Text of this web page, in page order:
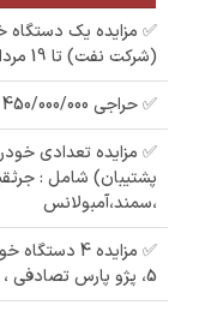
(شرکت نفت) تا 19 مرداد 1405
✅ حراجی 450/000/000 تومانی تراکتور فرگوسن 285
✅ مزایده تعدادی
پشتیبان) شامل :
،سمند،آمبولانس
✅ مزایده 4
5، پژو پارس تصادفی ، پژو تیپ xuv